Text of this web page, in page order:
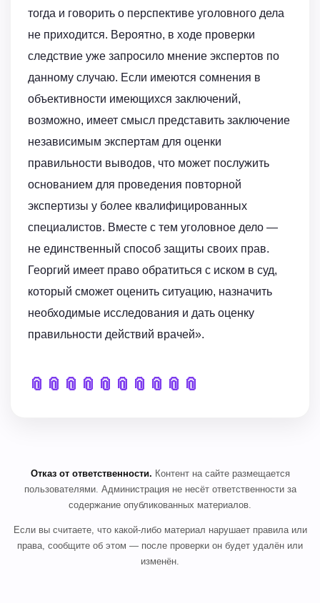
тогда и говорить о перспективе уголовного дела
не приходится. Вероятно, в ходе проверки
следствие уже запросило мнение экспертов по
данному случаю. Если имеются сомнения в
объективности имеющихся заключений,
возможно, имеет смысл представить заключение
независимым экспертам для оценки
правильности выводов, что может послужить
основанием для проведения повторной
экспертизы у более квалифицированных
специалистов. Вместе с тем уголовное дело —
не единственный способ защиты своих прав.
Георгий имеет право обратиться с иском в суд,
который сможет оценить ситуацию, назначить
необходимые исследования и дать оценку
правильности действий врачей».
📎 📎 📎 📎 📎 📎 📎 📎 📎 📎
Отказ от ответственности. Контент на сайте размещается
пользователями. Администрация не несёт ответственности за
содержание опубликованных материалов.
Если вы считаете, что какой-либо материал нарушает правила или
права, сообщите об этом — после проверки он будет удалён или
изменён.